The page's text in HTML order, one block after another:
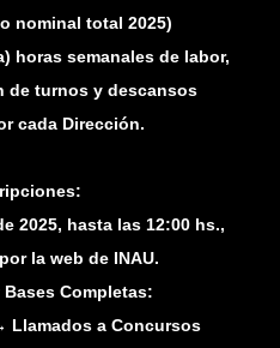
nominal total 2025)
horas semanales de labor,
de turnos y descansos
cada Dirección.
2025, hasta las 12:00 hs.,
la web de INAU.
Completas:
Llamados a Concursos